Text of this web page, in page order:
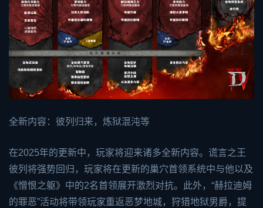
全新内容：彼列归来，炼狱混沌等
在2025年的更新中，玩家将迎来诸多全新内容。谎言之王
彼列将强势回归，玩家将在更新的巢穴首领系统中与他以及
《憎恨之躯》中的2名首领展开激烈对抗。此外，“赫拉迪姆
的罪恶”活动将带领玩家重返恶梦地城，狩猎地狱男爵，提